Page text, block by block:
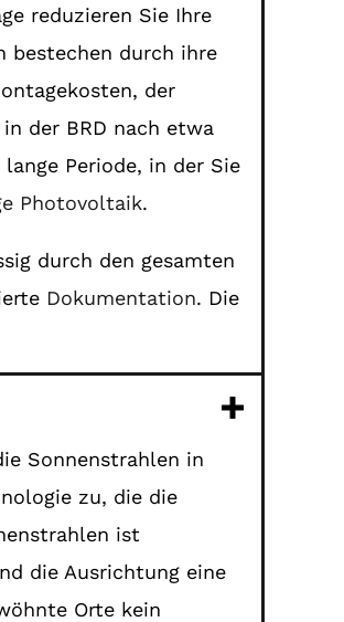
reduzieren Sie Ihre
bestechen durch ihre
der
der BRD nach etwa
Periode, in der Sie
Photovoltaik.
durch den gesamten
Dokumentation. Die
Sonnenstrahlen in
zu, die die
ist
die Ausrichtung eine
Orte kein